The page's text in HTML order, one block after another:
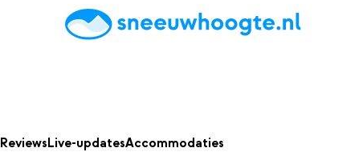
AccommodatiesTipsReviewsLive updatesApp
ReviewsLive-updatesAccommodaties